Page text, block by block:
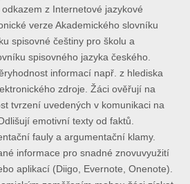
z Internetové jazykové
verze Akademického slovníku
spisovné češtiny pro školu a
spisovného jazyka českého.
informací např. z hlediska
zdroje. Žáci ověřují na
tvrzení uvedených v komunikaci na
emotivní texty od faktů.
fauly a argumentační klamy.
informace pro snadné znovuvyužití
aplikací (Diigo, Evernote, Onenote).